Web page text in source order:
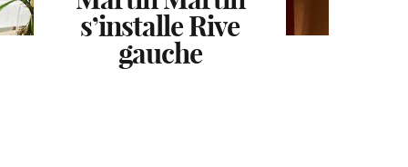
s’installe Rive
gauche
nuits à La Réserve
Paris